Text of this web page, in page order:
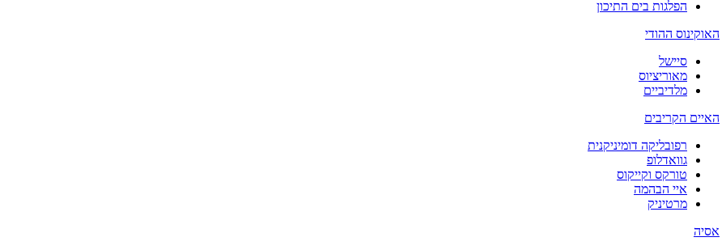
הפלגות בים התיכון
האוקינוס ההודי
סיישל
מאוריציוס
מלדיביים
האיים הקריבים
רפובליקה דומיניקנית
גוואדלופ
טורקס וקייקוס
איי הבהמה
מרטיניק
אסיה